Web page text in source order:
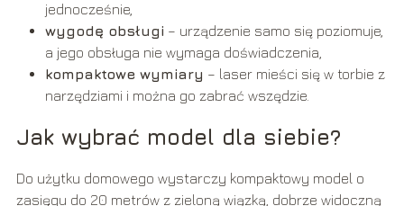
jednocześnie,
wygodę obsługi – urządzenie samo się poziomuje,
a jego obsługa nie wymaga doświadczenia,
kompaktowe wymiary – laser mieści się w torbie z
narzędziami i można go zabrać wszędzie.
Jak wybrać model dla siebie?
Do użytku domowego wystarczy kompaktowy model o
zasięgu do 20 metrów z zieloną wiązką, dobrze widoczną